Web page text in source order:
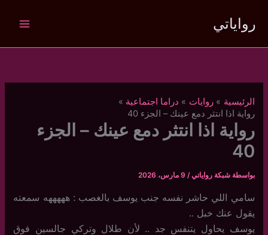
المحتوى
رواياتي
الرئيسية روايات
دراما اجتماعية
رواية اذا انتثر دمع عينك – الجزء 40
رواية اذا انتثر دمع عينك – الجزء
40
بواسطة شبكة رواياتي/ 9 مارس، 2026
سامي اللي حاشر نفسه جنب يوسف بالغصب : هههههه سمعته
يقول عنك خبل ..
يوسف يحاول يتنفس جد .. لأن طلال وتركي جالسين فوق